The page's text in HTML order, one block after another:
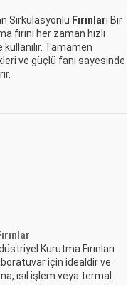
Sirkülasyonlu Fırınları Bir
fırını her zaman hızlı
Tamamen
ve güçlü fanı sayesinde
Kurutma Fırınları
için idealdir ve
ısıl işlem veya termal